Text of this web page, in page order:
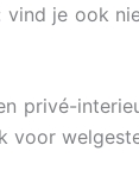
vind je ook
privé-
voor